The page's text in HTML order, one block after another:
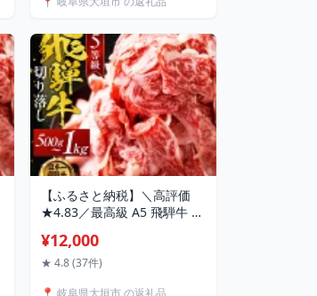
ンド クルミ カシューナッツ
ィ 人気 ランキング アニステ
ィ 岐阜県 大垣市
【ふるさと納税】＼高評価
★4.83／最高級 A5 飛騨牛 切
定期便 選べる 3回 /6回 /12回
訳あり 不揃い 小分け すき焼
¥12,000
★ 4.8 (37件)
📍 岐阜県大垣市 の返礼品